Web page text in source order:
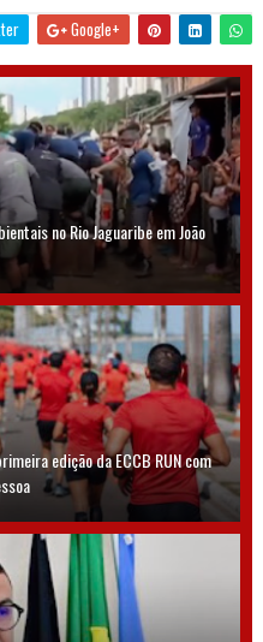
Google+
no Rio Jaguaribe em João
edição da ECCB RUN com